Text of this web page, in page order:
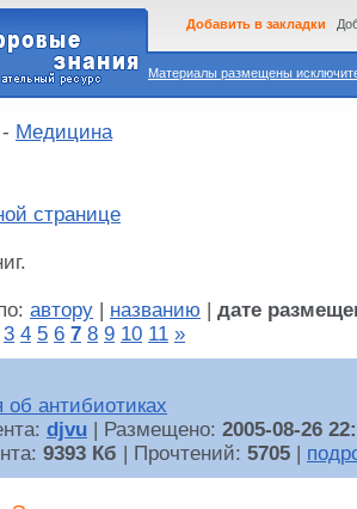
Материалы размещены
Добавить в закладки
Медицина
странице
автору названию
дате
3 4 5 6 7 8 9 10 11 »
антибиотиках
djvu | Размещено: 2005-08-26
9393 Кб | Прочтений: 5705